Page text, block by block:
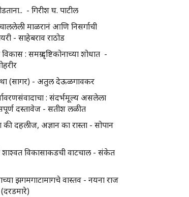
- गिरीश घ. पाटील
माळरानं आणि निसर्गाची
- साहेबराव राठोड
: समग्र दृष्टिकोनाच्या शोधात -
(सागर) - अतुल देऊळगावकर
: संदर्भमूल्य असलेला
दस्तावेज - सतीश लळीत
दहलीज, अज्ञान का रास्ता - सोपान
शाश्वत विकासाकडची वाटचाल - संकेत
झगमगाटामागचे वास्तव - नयना राज